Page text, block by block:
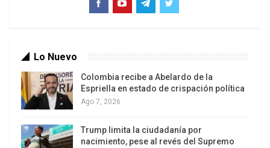
Últimas Noticias
acciones violentas, deja un saldo de 28 muertes,
destrucción, incendios, interrupción del tránsito,
miles de vecinos inmovilizados en sus
residencias, ambientes enrarecidos con humo y
gases, pánico y terror, árboles derribados… En fin,
nunca un sector de Caracas y otras ciudades
Lo Nuevo
Colombia recibe a Abelardo de la
Espriella en estado de crispación política
Ago 7, 2026
Trump limita la ciudadanía por
nacimiento, pese al revés del Supremo